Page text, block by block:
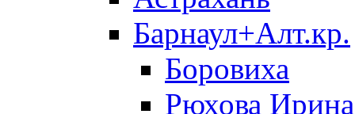
Барнаул+Алт.кр.
Боровиха
Рюхова Ирина